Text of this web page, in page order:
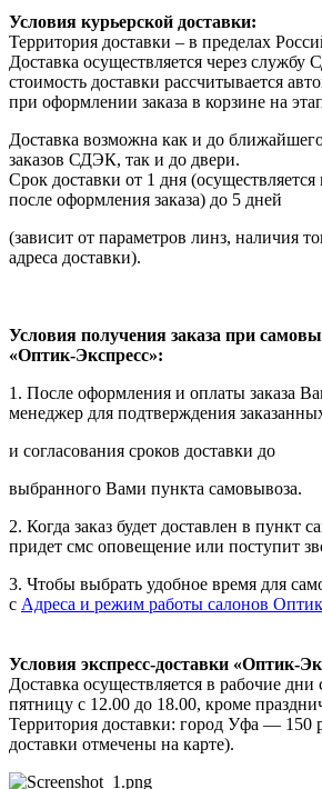
Условия курьерской доставки:
Территория доставки – в пределах
Доставка осуществляется через службу
стоимость доставки рассчитывается
при оформлении заказа в корзине на
Доставка возможна как и до
заказов СДЭК, так и до двери.
Срок доставки от 1 дня
после оформления заказа) до 5 дней
(зависит от параметров линз, наличия
адреса доставки).
Условия получения заказа при
«Оптик-Экспресс»:
1. После оформления и оплаты заказа
менеджер для подтверждения
и согласования сроков доставки до
выбранного Вами пункта самовывоза.
2. Когда заказ будет доставлен в пункт
придет смс оповещение или поступит
3. Чтобы выбрать удобное время для
с Адреса и режим работы салонов
Условия экспресс-доставки «Оптик-
Доставка осуществляется в рабочие
пятницу с 12.00 до 18.00, кроме
Территория доставки: город Уфа — 150
доставки отмечены на карте).